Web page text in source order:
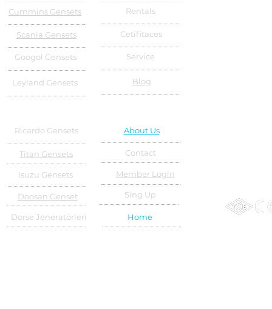
Cummins Gensets
Scania Gensets
Googol Gensets
Leyland Gensets
Rentals
Cetifitaces
Service
Blog
Ricardo Gensets
Titan Gensets
Isuzu Gensets
Doosan Genset
Dorse Jeneratörleri
About Us
Contact
Member Login
Sing Up
Home